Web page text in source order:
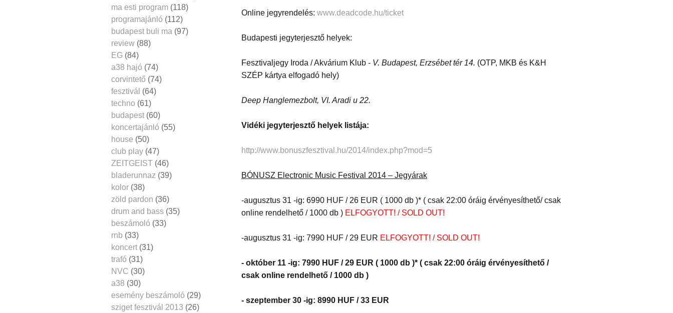
Online jegyrendelés: www.deadcode.hu/ticket
Budapesti jegyterjesztő helyek:
Fesztivaljegy Iroda / Akvárium Klub - V. Budapest, Erzsébet tér 14. (OTP, MKB és K&H
SZÉP kártya elfogadó hely)
Deep Hanglemezbolt, VI. Aradi u 22.
Vidéki jegyterjesztő helyek listája:
http://www.bonuszfesztival.hu/2014/index.php?mod=5
BÓNUSZ Electronic Music Festival 2014 – Jegyárak
-augusztus 31 -ig: 6990 HUF / 26 EUR ( 1000 db )* ( csak 22:00 óráig érvényesíthető/ csak
online rendelhető / 1000 db ) ELFOGYOTT! / SOLD OUT!
-augusztus 31 -ig: 7990 HUF / 29 EUR ELFOGYOTT! / SOLD OUT!
- október 11 -ig: 7990 HUF / 29 EUR ( 1000 db )* ( csak 22:00 óráig érvényesíthető /
csak online rendelhető / 1000 db )
- szeptember 30 -ig: 8990 HUF / 33 EUR
ma esti program (118)
programajánló (112)
budapest buli ma (97)
review (88)
EG (84)
a38 hajó (74)
corvintető (74)
fesztivál (64)
techno (61)
budapest (60)
koncertajánló (55)
house (50)
club play (47)
ZEITGEIST (46)
bladerunnaz (39)
kolor (38)
zöld pardon (36)
drum and bass (35)
beszámoló (33)
rnb (33)
koncert (31)
trafó (31)
NVC (30)
a38 (30)
esemény beszámoló (29)
sziget fesztivál 2013 (26)